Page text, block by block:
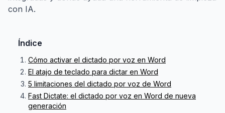
con IA.
Índice
Cómo activar el dictado por voz en Word
El atajo de teclado para dictar en Word
5 limitaciones del dictado por voz de Word
Fast Dictate: el dictado por voz en Word de nueva
generación